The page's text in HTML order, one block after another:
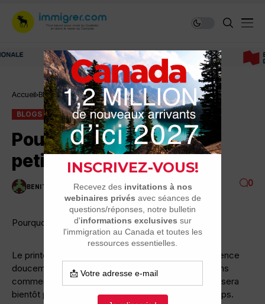
Immigrer au Canada: ressources et conseils
Accueil Blogs Pourquoi avoir choisi ce petit…
BLOGS
Pourquoi avoir choisi ce
petit…
BENITO 4 MINUTES DE LECTURE 2.5K VUES 0
Pourquoi avoir choisi ce petit coin de province ?
Le printemps québécois s’en vient. Le soleil commence
doucement à réchauffer l’atmosphère. Nous pouvons
commencer à retirer des couches de vêtements. Il sera
bientôt possible d’aller humer les odeurs du printemps.